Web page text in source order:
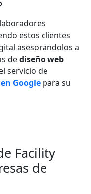
estos clientes
asesorándolos a
dediseño web
servicio de
Google para su
Facility
de